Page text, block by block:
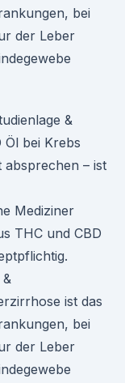
bei
der Leber
&
Öl bei Krebs
– ist
Mediziner
THC und CBD
ist das
bei
der Leber